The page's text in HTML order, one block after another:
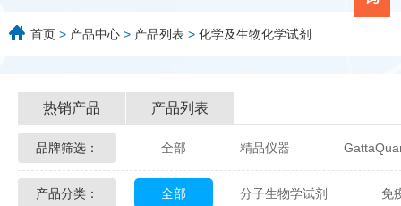
首页 > 产品中心 > 产品列表 > 化学及生物化学试剂
热销产品 产品列表
品牌筛选： 全部 精品仪器
Glycon Biochem Sterlitech
产品分类： 全部 分子生物学试剂 免